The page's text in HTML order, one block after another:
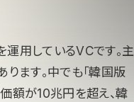
用しているVCです。主
ます。中でも「韓国版
額が10兆円を超え、韓